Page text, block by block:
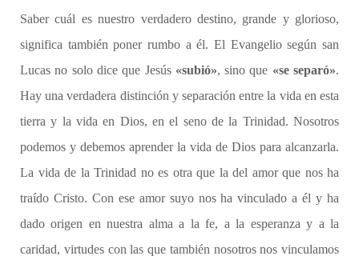
Saber cuál es nuestro verdadero destino, grande y glorioso,
significa también poner rumbo a él. El Evangelio según san
Lucas no solo dice que Jesús «subió», sino que «se separó».
Hay una verdadera distinción y separación entre la vida en esta
tierra y la vida en Dios, en el seno de la Trinidad. Nosotros
podemos y debemos aprender la vida de Dios para alcanzarla.
La vida de la Trinidad no es otra que la del amor que nos ha
traído Cristo. Con ese amor suyo nos ha vinculado a él y ha
dado origen en nuestra alma a la fe, a la esperanza y a la
caridad, virtudes con las que también nosotros nos vinculamos